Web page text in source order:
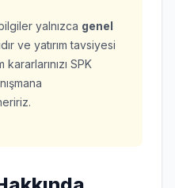
yalnızca genel
ve yatırım tavsiyesi
kararlarınızı SPK